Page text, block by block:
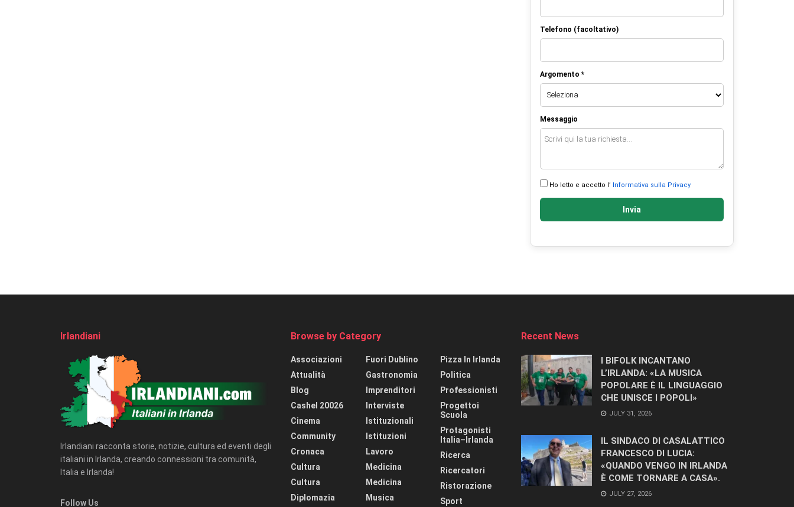
Telefono (facoltativo)
Argomento *
Messaggio
Ho letto e accetto l’ Informativa sulla Privacy
Invia
Irlandiani
Irlandiani racconta storie, notizie, cultura ed eventi degli
italiani in Irlanda, creando connessioni tra comunità,
Italia e Irlanda!
Follow Us
Browse by Category
Associazioni
Attualità
Blog
Cashel 20026
Cinema
Community
Cronaca
Cultura
Cultura
Diplomazia
Fuori Dublino
Gastronomia
Imprenditori
Interviste
Istituzionali
Istituzioni
Lavoro
Medicina
Medicina
Musica
Pizza In Irlanda
Politica
Professionisti
Progettoi
Scuola
Protagonisti
Italia–Irlanda
Ricerca
Ricercatori
Ristorazione
Sport
Recent News
I BIFOLK INCANTANO
L’IRLANDA: «LA MUSICA
POPOLARE È IL LINGUAGGIO
CHE UNISCE I POPOLI»
JULY 31, 2026
IL SINDACO DI CASALATTICO
FRANCESCO DI LUCIA:
«QUANDO VENGO IN IRLANDA
È COME TORNARE A CASA».
JULY 27, 2026